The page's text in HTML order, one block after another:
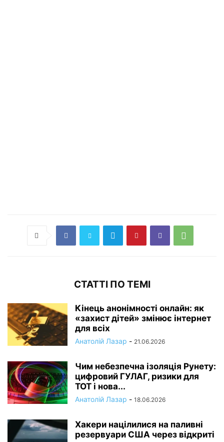
СТАТТІ ПО ТЕМІ
Кінець анонімності онлайн: як
«захист дітей» змінює інтернет
для всіх
Анатолій Лазар - 21.06.2026
Чим небезпечна ізоляція Рунету:
цифровий ГУЛАГ, ризики для
ТОТ і нова...
Анатолій Лазар - 18.06.2026
Хакери націлилися на паливні
резервуари США через відкриті